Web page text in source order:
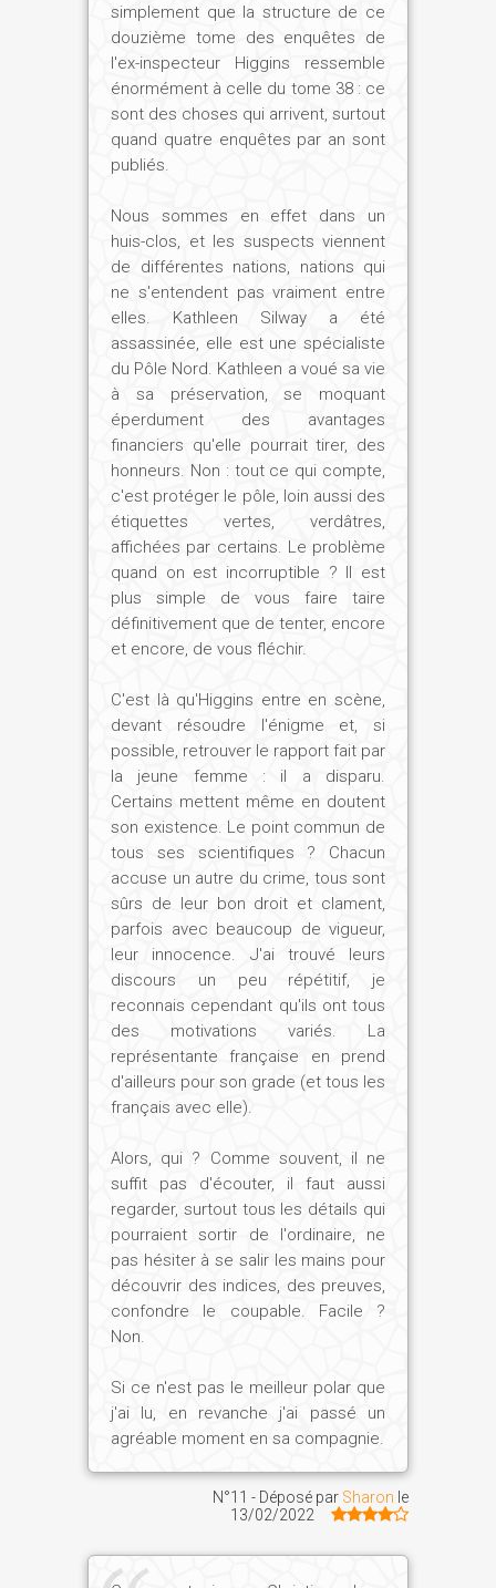
simplement que la structure de ce
douzième tome des enquêtes de
l'ex-inspecteur Higgins ressemble
énormément à celle du tome 38 : ce
sont des choses qui arrivent, surtout
quand quatre enquêtes par an sont
publiés.
Nous sommes en effet dans un
huis-clos, et les suspects viennent
de différentes nations, nations qui
ne s'entendent pas vraiment entre
elles. Kathleen Silway a été
assassinée, elle est une spécialiste
du Pôle Nord. Kathleen a voué sa vie
à sa préservation, se moquant
éperdument des avantages
financiers qu'elle pourrait tirer, des
honneurs. Non : tout ce qui compte,
c'est protéger le pôle, loin aussi des
étiquettes vertes, verdâtres,
affichées par certains. Le problème
quand on est incorruptible ? Il est
plus simple de vous faire taire
définitivement que de tenter, encore
et encore, de vous fléchir.
C'est là qu'Higgins entre en scène,
devant résoudre l'énigme et, si
possible, retrouver le rapport fait par
la jeune femme : il a disparu.
Certains mettent même en doutent
son existence. Le point commun de
tous ses scientifiques ? Chacun
accuse un autre du crime, tous sont
sûrs de leur bon droit et clament,
parfois avec beaucoup de vigueur,
leur innocence. J'ai trouvé leurs
discours un peu répétitif, je
reconnais cependant qu'ils ont tous
des motivations variés. La
représentante française en prend
d'ailleurs pour son grade (et tous les
français avec elle).
Alors, qui ? Comme souvent, il ne
suffit pas d'écouter, il faut aussi
regarder, surtout tous les détails qui
pourraient sortir de l'ordinaire, ne
pas hésiter à se salir les mains pour
découvrir des indices, des preuves,
confondre le coupable. Facile ?
Non.
Si ce n'est pas le meilleur polar que
j'ai lu, en revanche j'ai passé un
agréable moment en sa compagnie.
N°11 - Déposé par Sharon le
13/02/2022